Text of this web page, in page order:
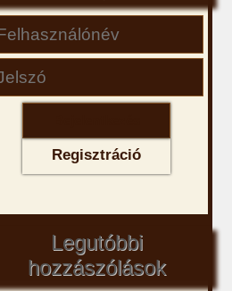
Regisztráció
Legutóbbi
hozzászólások